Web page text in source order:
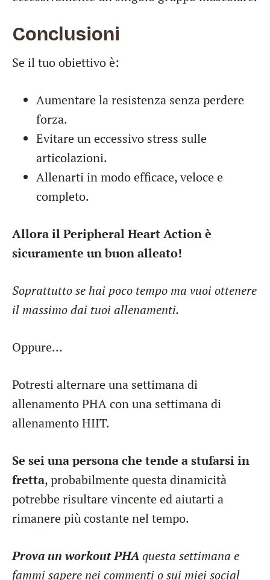
Conclusioni
Se il tuo obiettivo è:
Aumentare la resistenza senza perdere
forza.
Evitare un eccessivo stress sulle
articolazioni.
Allenarti in modo efficace, veloce e
completo.
Allora il Peripheral Heart Action è
sicuramente un buon alleato!
Soprattutto se hai poco tempo ma vuoi ottenere
il massimo dai tuoi allenamenti.
Oppure…
Potresti alternare una settimana di
allenamento PHA con una settimana di
allenamento HIIT.
Se sei una persona che tende a stufarsi in
fretta, probabilmente questa dinamicità
potrebbe risultare vincente ed aiutarti a
rimanere più costante nel tempo.
Prova un workout PHAquesta settimana e
fammi sapere nei commenti o sui miei social